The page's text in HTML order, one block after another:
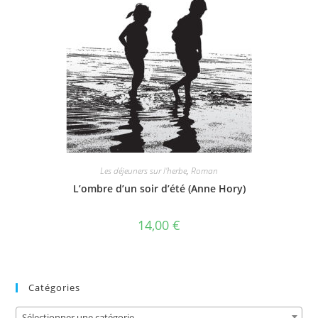
Les déjeuners sur l'herbe, Roman
L’ombre d’un soir d’été (Anne Hory)
14,00 €
Catégories